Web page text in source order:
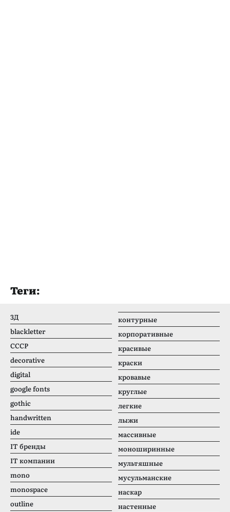
Теги:
3Д
blackletter
CCCР
decorative
digital
google fonts
gothic
handwritten
ide
IT бренды
IT компании
mono
monospace
outline
контурные
корпоративные
красивые
краски
кровавые
круглые
легкие
лыжи
массивные
моноширинные
мультяшные
мусульманские
наскар
настенные